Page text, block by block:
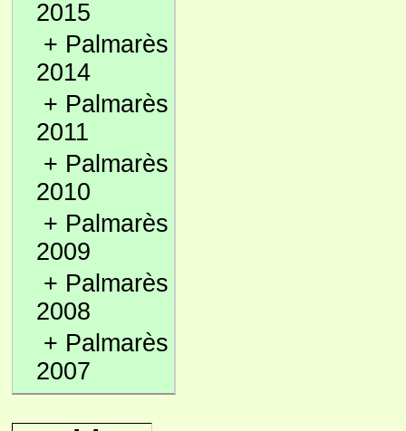
2015
+ Palmarès
2014
+ Palmarès
2011
+ Palmarès
2010
+ Palmarès
2009
+ Palmarès
2008
+ Palmarès
2007